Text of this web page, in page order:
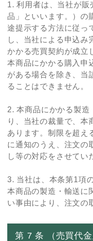
1. 利⽤者は、当社が販
品」といいます。）の
途提⽰する⽅法に従っ
し、当社による申込み
かかる売買契約が成⽴
本商品にかかる購⼊申
がある場合を除き、当
ることはできません。
2. 本商品にかかる製造
り、当社の裁量で、本
あります。制限を超え
に通知のうえ、注⽂の
し等の対応をさせてい
3. 当社は、本条第1項
本商品の製造・輸送に
い事由により、注⽂の
第 7 条 （売買代